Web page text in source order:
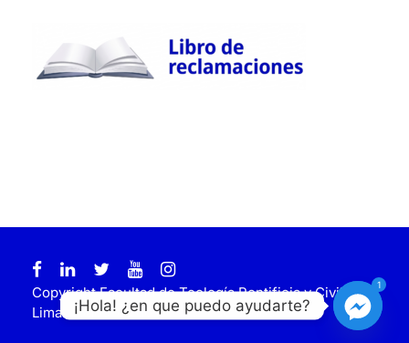
Copyright Facultad de Teología Pontificia y Civil de
Lima. Todos los derechos reservados
1
¡Hola! ¿en que puedo ayudarte?